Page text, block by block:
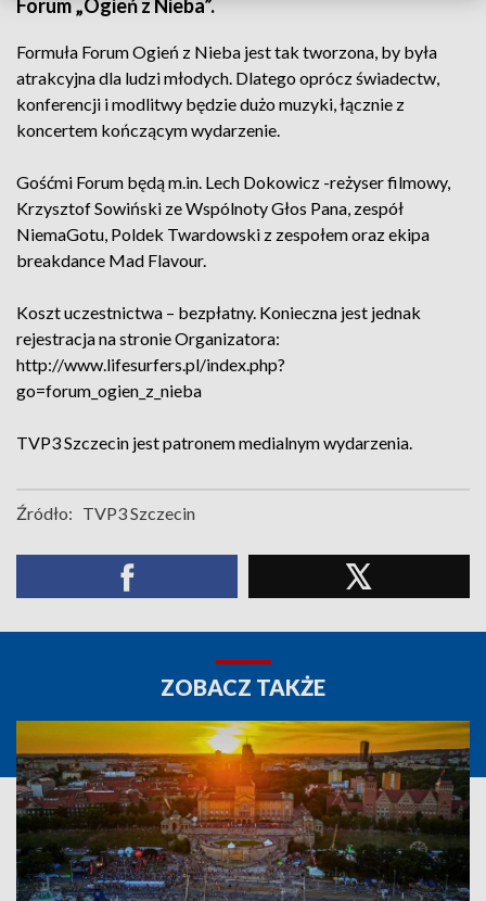
Forum „Ogień z Nieba”.
Formuła Forum Ogień z Nieba jest tak tworzona, by była
atrakcyjna dla ludzi młodych. Dlatego oprócz świadectw,
konferencji i modlitwy będzie dużo muzyki, łącznie z
koncertem kończącym wydarzenie.
Gośćmi Forum będą m.in. Lech Dokowicz -reżyser filmowy,
Krzysztof Sowiński ze Wspólnoty Głos Pana, zespół
NiemaGotu, Poldek Twardowski z zespołem oraz ekipa
breakdance Mad Flavour.
Koszt uczestnictwa – bezpłatny. Konieczna jest jednak
rejestracja na stronie Organizatora:
http://www.lifesurfers.pl/index.php?
go=forum_ogien_z_nieba
TVP3 Szczecin jest patronem medialnym wydarzenia.
Źródło: TVP3 Szczecin
ZOBACZ TAKŻE